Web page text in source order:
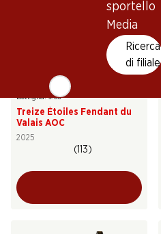
sportello
Media
Ricerca
di filiale
Bottiglia: 9.60
Treize Étoiles Fendant du
Valais AOC
2025
(113)